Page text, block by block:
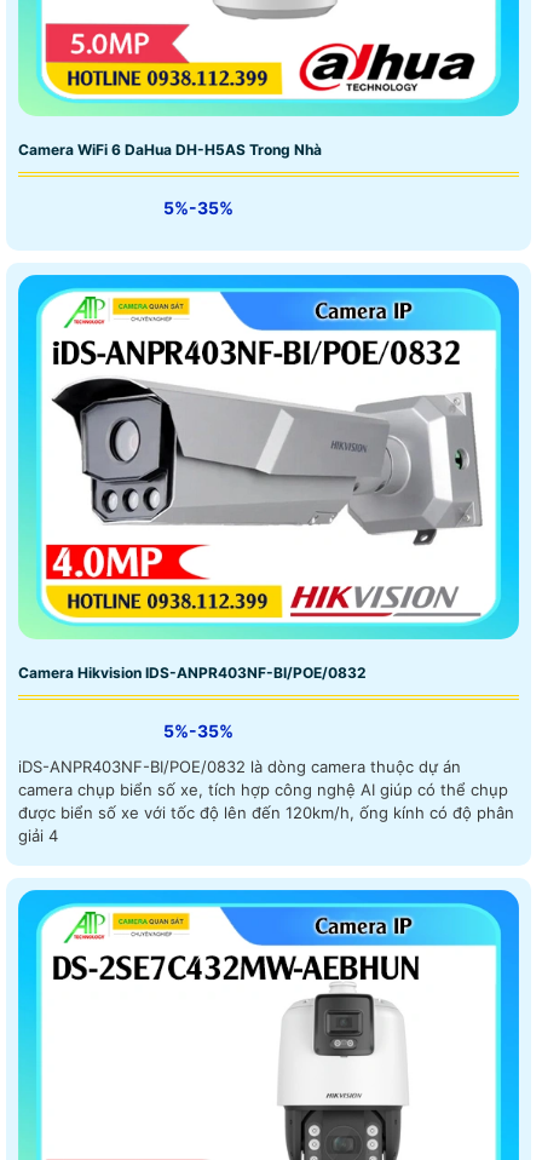
Camera WiFi 6 DaHua DH-H5AS Trong Nhà
5%-35%
Camera Hikvision IDS-ANPR403NF-BI/POE/0832
5%-35%
iDS-ANPR403NF-BI/POE/0832 là dòng camera thuộc dự án
camera chụp biển số xe, tích hợp công nghệ AI giúp có thể chụp
được biển số xe với tốc độ lên đến 120km/h, ống kính có độ phân
giải 4